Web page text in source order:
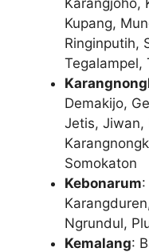
Kupang,
Ringinputih,
Tegalampel,
Demakijo,
Jetis, Jiwan,
Somokaton
Kebonarum
Ngrundul,
Kemalang: